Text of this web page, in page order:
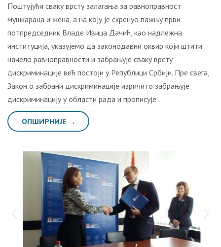
Поштујући сваку врсту залагања за равноправност
мушкараца и жена, а на коју је скренуо пажњу први
потпредседник Владе Ивица Дачић, као надлежна
институција, указујемо да законодавни оквир који штити
начело равноправности и забрањује сваку врсту
дискриминације већ постоји у Републици Србији. Пре свега,
Закон о забрани дискриминације изричито забрањује
дискриминацију у области рада и прописује…
ОПШИРНИЈЕ →